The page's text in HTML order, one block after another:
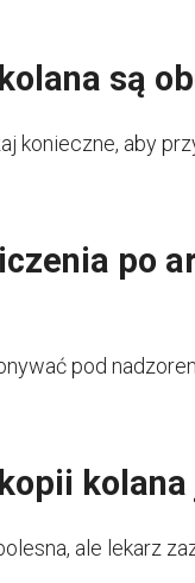
są
konieczne, aby
po
pod
kolana
ale lekarz